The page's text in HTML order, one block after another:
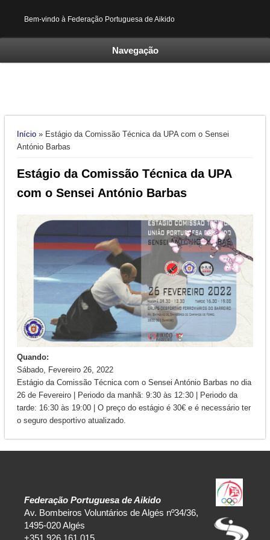
Bem-vindo à Federação Portuguesa de Aikido
Navegação
Está aqui
Início» Estágio da Comissão Técnica da UPA com o Sensei
António Barbas
Estágio da Comissão Técnica da UPA
com o Sensei António Barbas
Quando:
Sábado, Fevereiro 26, 2022
Estágio da Comissão Técnica com o Sensei António Barbas no dia
26 de Fevereiro | Periodo da manhã: 9:30 às 12:30 | Periodo da
tarde: 16:30 às 19:00 | O preço do estágio é 30€ e é necessário ter
o seguro desportivo atualizado.
Federação Portuguesa de Aikido
Av. Bombeiros Voluntários de Algés nº34/36,
1495-020 Algés
+351 926 161 015